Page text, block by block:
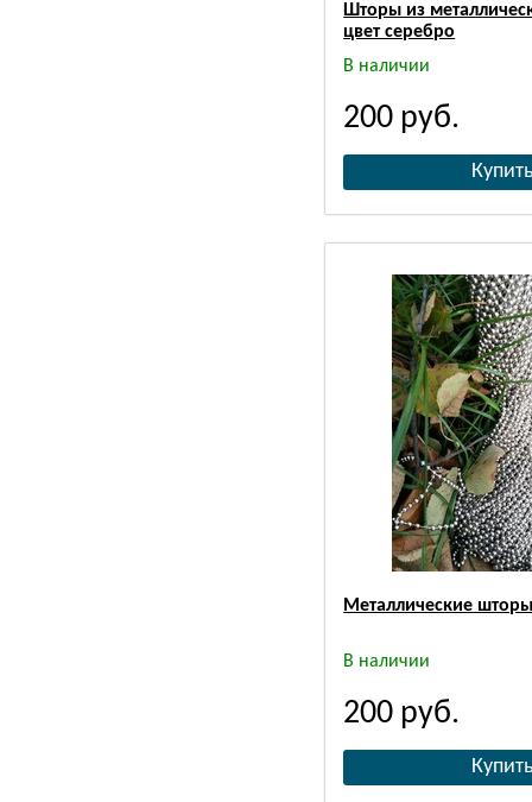
Шторы из
цвет серебро
В наличии
200 руб.
Металлические
В наличии
200 руб.